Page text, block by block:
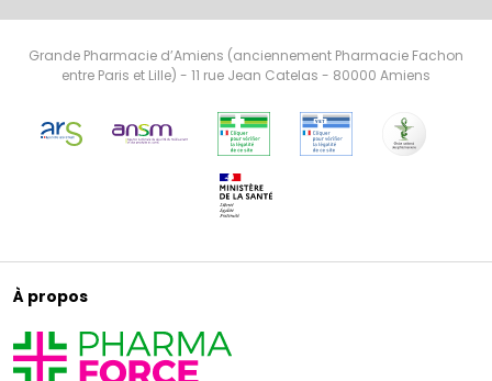
Grande Pharmacie d’Amiens (anciennement Pharmacie Fachon
entre Paris et Lille) - 11 rue Jean Catelas - 80000 Amiens
À propos